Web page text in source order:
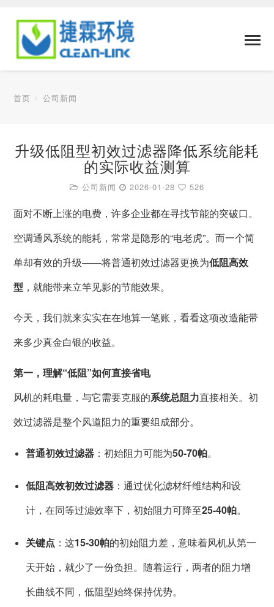
首页 公司新闻
升级低阻型初效过滤器降低系统能耗
的实际收益测算
公司新闻 2026-01-28 526
面对不断上涨的电费，许多企业都在寻找节能的突破口。
空调通风系统的能耗，常常是隐形的“电老虎”。而一个简
单却有效的升级——将普通初效过滤器更换为低阻高效
型 ，就能带来立竿见影的节能效果。
今天，我们就来实实在在地算一笔账，看看这项改造能带
来多少真金白银的收益。
第一，理解“低阻”如何直接省电
风机的耗电量，与它需要克服的系统总阻力直接相关。初
效过滤器是整个风道阻力的重要组成部分。
普通初效过滤器 ：初始阻力可能为50-70帕。
低阻高效初效过滤器 ：通过优化滤材纤维结构和设
计，在同等过滤效率下，初始阻力可降至25-40帕。
关键点 ：这15-30帕的初始阻力差，意味着风机从第一
天开始，就少了一份负担。随着运行，两者的阻力增
长曲线不同，低阻型始终保持优势。